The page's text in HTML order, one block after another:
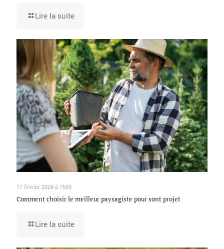
Lire la suite
17 février 2026 à 7h50
Comment choisir le meilleur paysagiste pour sont projet
Lire la suite